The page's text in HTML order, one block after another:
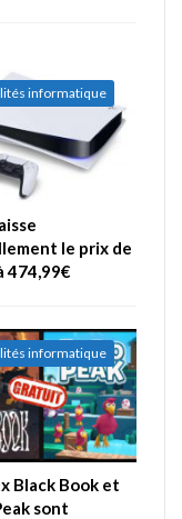
informatique
le prix de
474,99€
informatique
Black Book et
sont